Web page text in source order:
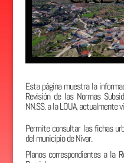
Esta página muestra la
Revisión de las Normas
NN.SS. a la LOUA, actualmente
Permite consultar las fichas
del municipio de Nívar.
Planos correspondientes a la